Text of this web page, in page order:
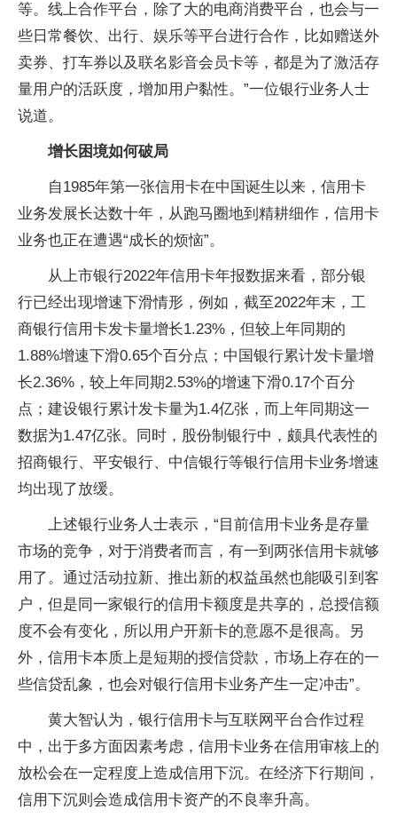
等。线上合作平台，除了大的电商消费平台，也会与一
些日常餐饮、出行、娱乐等平台进行合作，比如赠送外
卖券、打车券以及联名影音会员卡等，都是为了激活存
量用户的活跃度，增加用户黏性。”一位银行业务人士
说道。
增长困境如何破局
自1985年第一张信用卡在中国诞生以来，信用卡
业务发展长达数十年，从跑马圈地到精耕细作，信用卡
业务也正在遭遇“成长的烦恼”。
从上市银行2022年信用卡年报数据来看，部分银
行已经出现增速下滑情形，例如，截至2022年末，工
商银行信用卡发卡量增长1.23%，但较上年同期的
1.88%增速下滑0.65个百分点；中国银行累计发卡量增
长2.36%，较上年同期2.53%的增速下滑0.17个百分
点；建设银行累计发卡量为1.4亿张，而上年同期这一
数据为1.47亿张。同时，股份制银行中，颇具代表性的
招商银行、平安银行、中信银行等银行信用卡业务增速
均出现了放缓。
上述银行业务人士表示，“目前信用卡业务是存量
市场的竞争，对于消费者而言，有一到两张信用卡就够
用了。通过活动拉新、推出新的权益虽然也能吸引到客
户，但是同一家银行的信用卡额度是共享的，总授信额
度不会有变化，所以用户开新卡的意愿不是很高。另
外，信用卡本质上是短期的授信贷款，市场上存在的一
些信贷乱象，也会对银行信用卡业务产生一定冲击”。
黄大智认为，银行信用卡与互联网平台合作过程
中，出于多方面因素考虑，信用卡业务在信用审核上的
放松会在一定程度上造成信用下沉。在经济下行期间，
信用下沉则会造成信用卡资产的不良率升高。